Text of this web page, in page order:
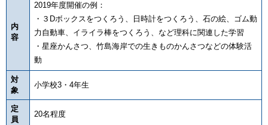
内
容
2019年度開催の例：
・３Dボックスをつくろう、日時計をつくろう、石の絵、ゴム動
力自動車、イライラ棒をつくろう、など理科に関連した学習
・星座かんさつ、竹島海岸での生きものかんさつなどの体験活
動
対
象
小学校3・4年生
定
員
20名程度